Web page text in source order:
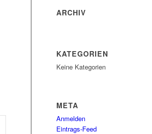
ARCHIV
KATEGORIEN
Keine Kategorien
META
Anmelden
Eintrags-Feed